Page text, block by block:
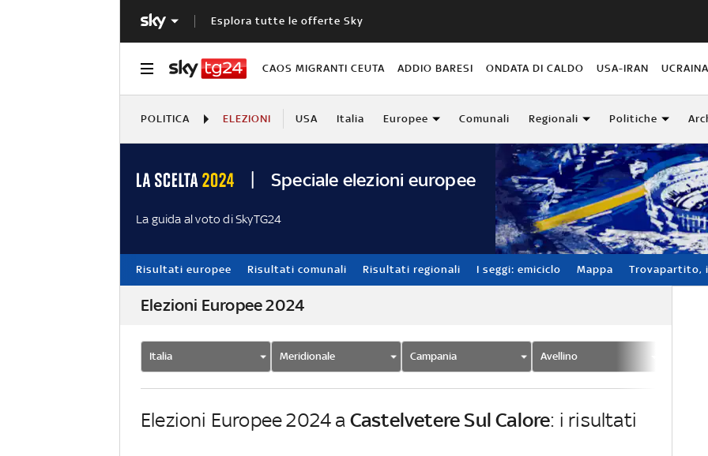
Esplora tutte le offerte Sky
CAOS MIGRANTI CEUTA ADDIO BARESI ONDATA DI CALDO USA-IRAN UCRAINA
POLITICA ELEZIONI USA Italia Europee Comunali Regionali Politiche
Speciale elezioni europee
La guida al voto di SkyTG24
Risultati europee Risultati comunali Risultati regionali I seggi: emiciclo Mappa Trovapartito,
Elezioni Europee 2024
Italia Meridionale Campania Avellino
Elezioni Europee 2024 a Castelvetere Sul Calore: i risultati